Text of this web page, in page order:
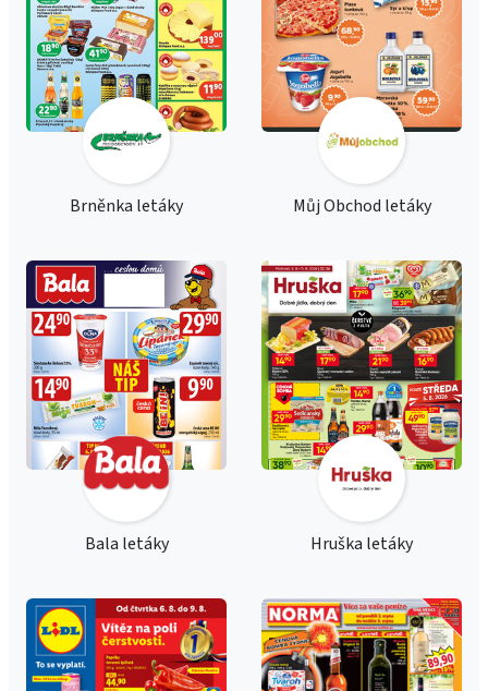
Brněnka letáky Můj Obchod letáky
Bala letáky Hruška letáky